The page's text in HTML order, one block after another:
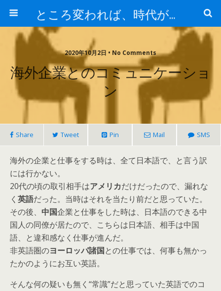
ところ変われば、時代が違えば
2020年10月2日 • No Comments
海外企業とのコミュニケーショ
ン
Share Tweet Pin Mail SMS
海外の企業と仕事をする時は、全て日本語で、と言う訳
には行かない。
20代の頃の取引相手はアメリカだけだったので、漏れな
く 英語だった。当時はそれを当たり前だと思っていた。
その後、 中国企業と仕事をした時は、日本語のできる中
国人の同僚が居たので、こちらは日本語、相手は中国
語、と違和感なく仕事が進んだ。
非英語圏のヨーロッパ諸国との仕事では、何事も無かっ
たかのようにお互い英語。
そんな何の疑いも無く“常識”だと思っていた英語でのコ